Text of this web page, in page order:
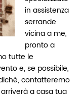
in assistenza
serrande
vicina a me,
pronto a
tutte le
e, se possibile,
contatteremo
a casa tua